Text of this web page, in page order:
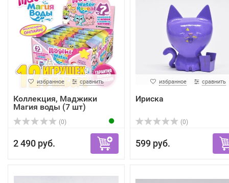
избранное сравнить
Коллекция, Маджики
Магия воды (7 шт)
(0)
2 490 руб.
избранное сравнить
Ириска
(0)
599 руб.